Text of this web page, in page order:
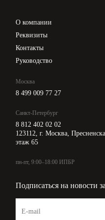
О компании
Реквизиты
Контакты
Руководство
Москва
8 499 009 77 27
Санкт-Петербург
8 812 402 02 02
123112, г. Москва,
этаж 65
пн-пт, 9:00–18:00 ИПБР
Подписаться на новости